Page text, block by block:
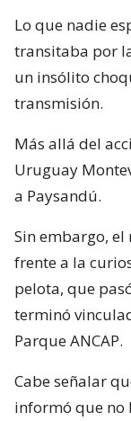
Lo que nadie
transitaba por
un insólito
transmisión.
Más allá del
Uruguay
a Paysandú.
Sin embargo,
frente a la
pelota, que
terminó
Parque ANCAP.
Cabe señalar
informó que no